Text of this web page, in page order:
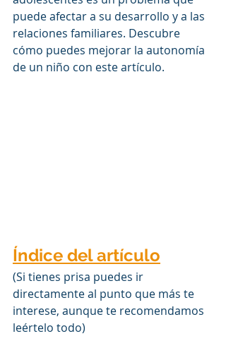
puede afectar a su desarrollo y a las
relaciones familiares. Descubre
cómo puedes mejorar la autonomía
de un niño con este artículo.
Índice del artículo
(Si tienes prisa puedes ir
directamente al punto que más te
interese, aunque te recomendamos
leértelo todo)